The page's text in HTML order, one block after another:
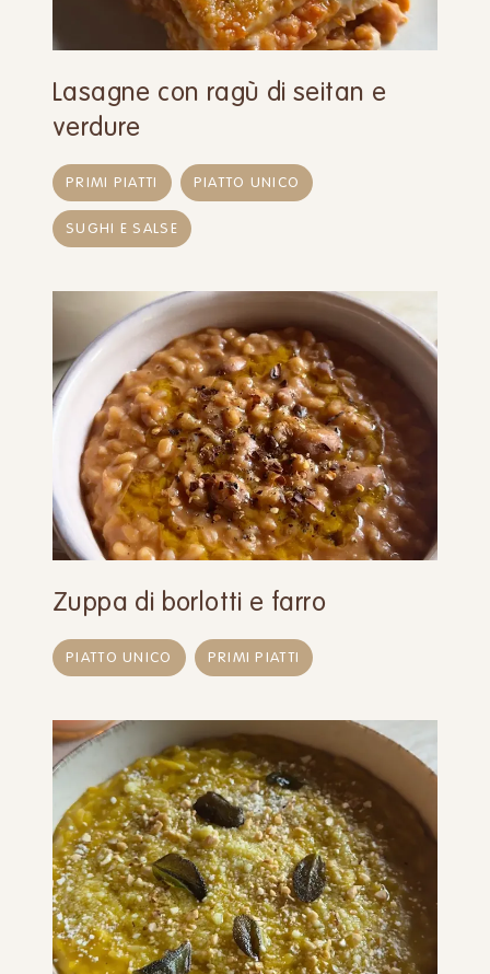
Lasagne con ragù di seitan e
verdure
PRIMI PIATTI PIATTO UNICO
SUGHI E SALSE
Zuppa di borlotti e farro
PIATTO UNICO PRIMI PIATTI